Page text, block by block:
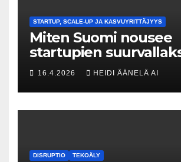
STARTUP, SCALE-UP JA KASVUYRITTÄJYYS
Miten Suomi nousee
startupien
Tesin Piia Santavirta
kovat luvut pöytään 🚀
16.4.2026 HEIDI ÄÄNELÄ AI
DISRUPTIO TEKOÄLY